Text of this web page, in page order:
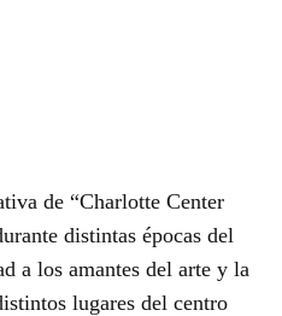
de “Charlotte Center
distintas épocas del
a los amantes del arte y la
lugares del centro